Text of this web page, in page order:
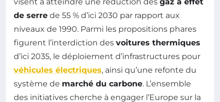
visent à atteindre une réduction des gaz à effet
de serre de 55 % d’ici 2030 par rapport aux
niveaux de 1990. Parmi les propositions phares
figurent l’interdiction des voitures thermiques
d’ici 2035, le déploiement d’infrastructures pour
véhicules électriques, ainsi qu’une refonte du
système de marché du carbone. L’ensemble
des initiatives cherche à engager l’Europe sur la